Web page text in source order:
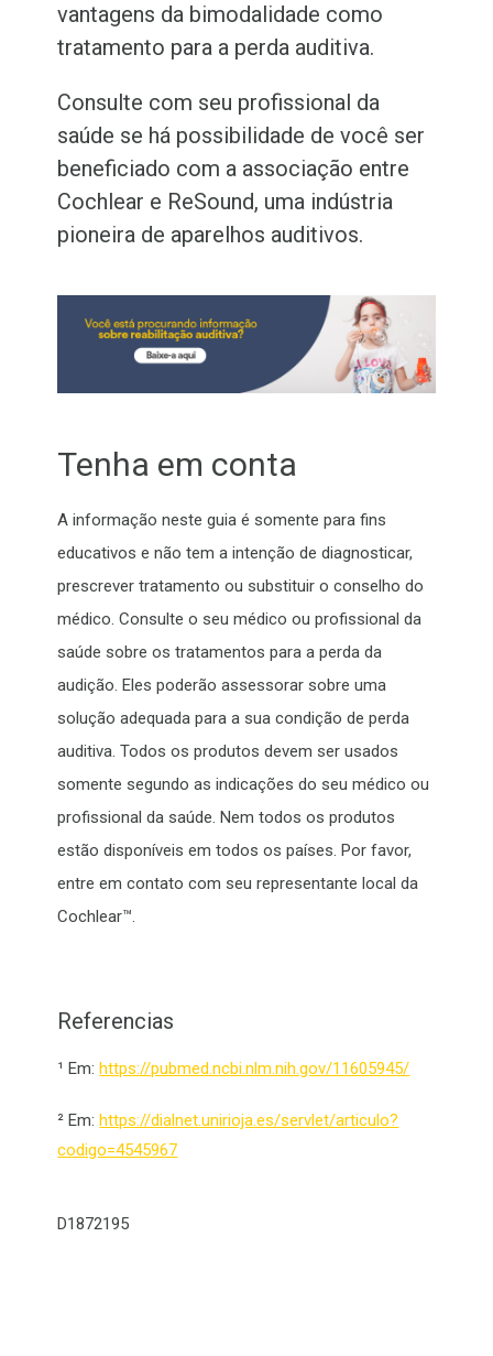
vantagens da bimodalidade como
tratamento para a perda auditiva.
Consulte com seu profissional da
saúde se há possibilidade de você ser
beneficiado com a associação entre
Cochlear e ReSound, uma indústria
pioneira de aparelhos auditivos.
Tenha em conta
A informação neste guia é somente para fins
educativos e não tem a intenção de diagnosticar,
prescrever tratamento ou substituir o conselho do
médico. Consulte o seu médico ou profissional da
saúde sobre os tratamentos para a perda da
audição. Eles poderão assessorar sobre uma
solução adequada para a sua condição de perda
auditiva. Todos os produtos devem ser usados
somente segundo as indicações do seu médico ou
profissional da saúde. Nem todos os produtos
estão disponíveis em todos os países. Por favor,
entre em contato com seu representante local da
Cochlear™.
Referencias
¹Em:https://pubmed.ncbi.nlm.nih.gov/11605945/
²Em:https://dialnet.unirioja.es/servlet/articulo?
codigo=4545967
D1872195